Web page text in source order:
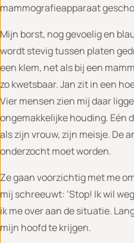
mammografieapparaat
Mijn borst, nog gevoelig en
wordt stevig tussen platen
een klem, net als bij een
zo kwetsbaar. Jan zit in een
Vier mensen zien mij daar
ongemakkelijke houding. Eén
als zijn vrouw, zijn meisje. De
onderzocht moet worden.
Ze gaan voorzichtig met me
mij schreeuwt: ‘Stop! Ik wil
ik me over aan de situatie.
mijn hoofd te krijgen.